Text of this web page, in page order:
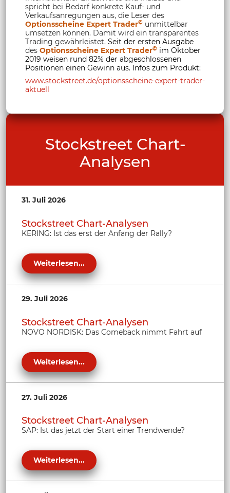
spricht bei Bedarf konkrete Kauf- und
Verkaufsanregungen aus, die Leser des
Optionsscheine Expert Trader© unmittelbar
umsetzen können. Damit wird ein transparentes
Trading gewährleistet. Seit der ersten Ausgabe
des Optionsscheine Expert Trader© im Oktober
2019 weisen rund 82% der abgeschlossenen
Positionen einen Gewinn aus. Infos zum Produkt:
www.stockstreet.de/optionsscheine-expert-trader-
aktuell
Stockstreet Chart-
Analysen
31. Juli 2026
Stockstreet Chart-Analysen
KERING: Ist das erst der Anfang der Rally?
Weiterlesen...
29. Juli 2026
Stockstreet Chart-Analysen
NOVO NORDISK: Das Comeback nimmt Fahrt auf
Weiterlesen...
27. Juli 2026
Stockstreet Chart-Analysen
SAP: Ist das jetzt der Start einer Trendwende?
Weiterlesen...